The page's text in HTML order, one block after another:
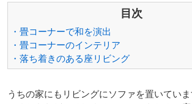
目次
・畳コーナーで和を演出
・畳コーナーのインテリア
・落ち着きのある座リビング
うちの家にもリビングにソファを置いてい